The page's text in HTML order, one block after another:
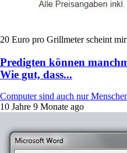
20 Euro pro Grillmeter scheint
Predigten können
Wie gut, dass...
Computer sind auch nur
10 Jahre 9 Monate ago